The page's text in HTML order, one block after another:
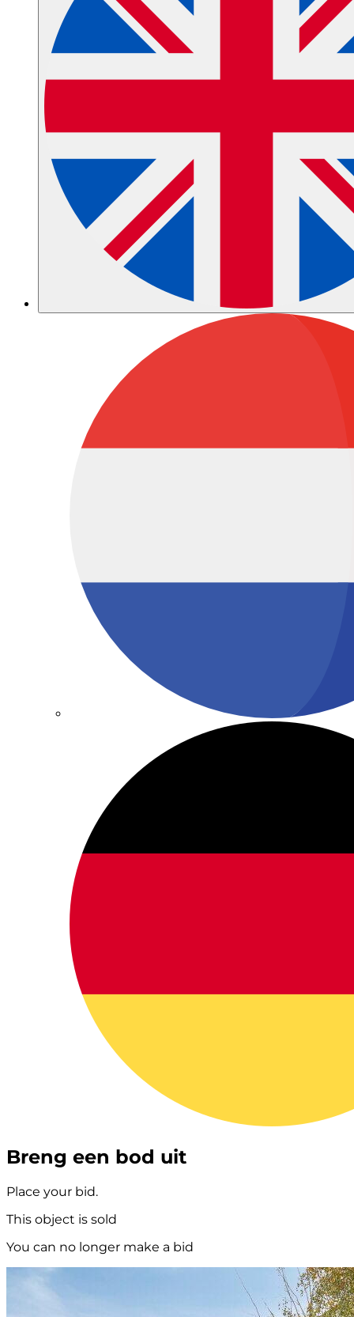
Breng een bod uit
Place your bid.
This object is sold
You can no longer make a bid